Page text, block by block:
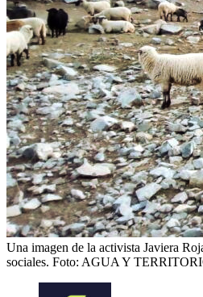
Una imagen de la activista Javiera
sociales. Foto: AGUA Y